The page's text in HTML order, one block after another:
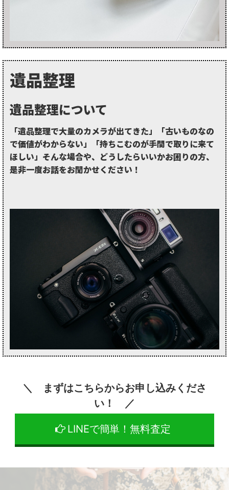
遺品整理
遺品整理について
「遺品整理で大量のカメラが出てきた」「古いものなの
で価値がわからない」「持ちこむのが手間で取りに来て
ほしい」そんな場合や、どうしたらいいかお困りの方、
是非一度お話をお聞かせください！
＼ まずはこちらからお申し込みくださ
い！ ／
LINEで簡単！無料査定